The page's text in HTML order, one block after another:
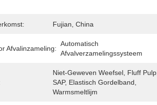
Fujian, China
Afvalinzameling:
Automatisch
Afvalverzamelingssysteem
Niet-Geweven Weefsel, Fluff Pulp,
SAP, Elastisch Gordelband,
Warmsmeltlijm